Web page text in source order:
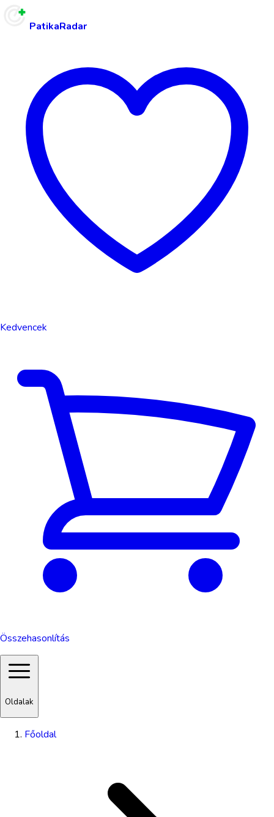
PatikaRadar
Kedvencek
Összehasonlítás
Oldalak
Főoldal